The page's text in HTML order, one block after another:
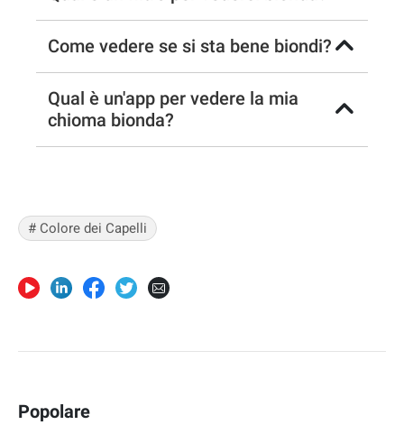
Come vedere se si sta bene biondi?
Qual è un'app per vedere la mia
chioma bionda?
# Colore dei Capelli
Popolare